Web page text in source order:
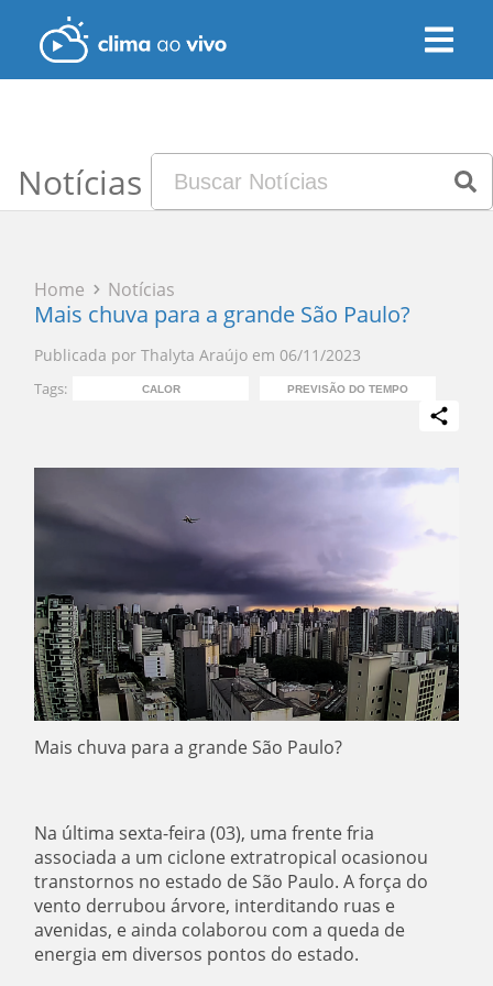
Notícias
Home Notícias
Mais chuva para a grande São Paulo?
Publicada por Thalyta Araújo em 06/11/2023
Tags: CALOR PREVISÃO DO TEMPO
Mais chuva para a grande São Paulo?
Na última sexta-feira (03), uma frente fria
associada a um ciclone extratropical ocasionou
transtornos no estado de São Paulo. A força do
vento derrubou árvore, interditando ruas e
avenidas, e ainda colaborou com a queda de
energia em diversos pontos do estado.